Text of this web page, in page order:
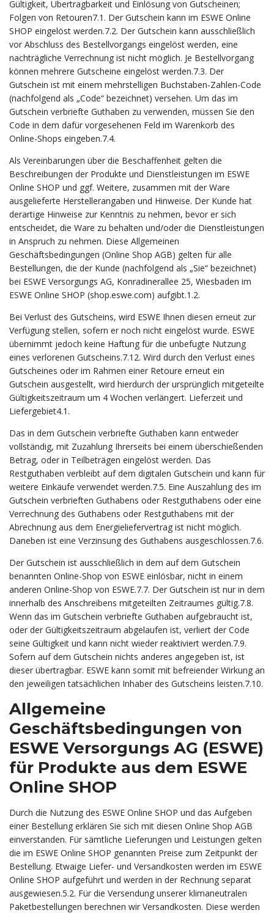
Gültigkeit, Übertragbarkeit und Einlösung von Gutscheinen;
Folgen von Retouren7.1. Der Gutschein kann im ESWE Online
SHOP eingelöst werden.7.2. Der Gutschein kann ausschließlich
vor Abschluss des Bestellvorgangs eingelöst werden, eine
nachträgliche Verrechnung ist nicht möglich. Je Bestellvorgang
können mehrere Gutscheine eingelöst werden.7.3. Der
Gutschein ist mit einem mehrstelligen Buchstaben-Zahlen-Code
(nachfolgend als „Code“ bezeichnet) versehen. Um das im
Gutschein verbriefte Guthaben zu verwenden, müssen Sie den
Code in dem dafür vorgesehenen Feld im Warenkorb des
Online-Shops eingeben.7.4.
Als Vereinbarungen über die Beschaffenheit gelten die
Beschreibungen der Produkte und Dienstleistungen im ESWE
Online SHOP und ggf. Weitere, zusammen mit der Ware
ausgelieferte Herstellerangaben und Hinweise. Der Kunde hat
derartige Hinweise zur Kenntnis zu nehmen, bevor er sich
entscheidet, die Ware zu behalten und/oder die Dienstleistungen
in Anspruch zu nehmen. Diese Allgemeinen
Geschäftsbedingungen (Online Shop AGB) gelten für alle
Bestellungen, die der Kunde (nachfolgend als „Sie“ bezeichnet)
bei ESWE Versorgungs AG, Konradinerallee 25, Wiesbaden im
ESWE Online SHOP (shop.eswe.com) aufgibt.1.2.
Bei Verlust des Gutscheins, wird ESWE Ihnen diesen erneut zur
Verfügung stellen, sofern er noch nicht eingelöst wurde. ESWE
übernimmt jedoch keine Haftung für die unbefugte Nutzung
eines verlorenen Gutscheins.7.12. Wird durch den Verlust eines
Gutscheines oder im Rahmen einer Retoure erneut ein
Gutschein ausgestellt, wird hierdurch der ursprünglich mitgeteilte
Gültigkeitszeitraum um 4 Wochen verlängert. Lieferzeit und
Liefergebiet4.1.
Das in dem Gutschein verbriefte Guthaben kann entweder
vollständig, mit Zuzahlung Ihrerseits bei einem überschießenden
Betrag, oder in Teilbeträgen eingelöst werden. Das
Restguthaben verbleibt auf dem digitalen Gutschein und kann für
weitere Einkäufe verwendet werden.7.5. Eine Auszahlung des im
Gutschein verbrieften Guthabens oder Restguthabens oder eine
Verrechnung des Guthabens oder Restguthabens mit der
Abrechnung aus dem Energieliefervertrag ist nicht möglich.
Daneben ist eine Verzinsung des Guthabens ausgeschlossen.7.6.
Der Gutschein ist ausschließlich in dem auf dem Gutschein
benannten Online-Shop von ESWE einlösbar, nicht in einem
anderen Online-Shop von ESWE.7.7. Der Gutschein ist nur in dem
innerhalb des Anschreibens mitgeteilten Zeitraumes gültig.7.8.
Wenn das im Gutschein verbriefte Guthaben aufgebraucht ist,
oder der Gültigkeitszeitraum abgelaufen ist, verliert der Code
seine Gültigkeit und kann nicht wieder reaktiviert werden.7.9.
Sofern auf dem Gutschein nichts anderes angegeben ist, ist
dieser übertragbar. ESWE kann somit mit befreiender Wirkung an
den jeweiligen tatsächlichen Inhaber des Gutscheins leisten.7.10.
Allgemeine
Geschäftsbedingungen von
ESWE Versorgungs AG (ESWE)
für Produkte aus dem ESWE
Online SHOP
Durch die Nutzung des ESWE Online SHOP und das Aufgeben
einer Bestellung erklären Sie sich mit diesen Online Shop AGB
einverstanden. Für sämtliche Lieferungen und Leistungen gelten
die im ESWE Online SHOP genannten Preise zum Zeitpunkt der
Bestellung. Etwaige Liefer- und Versandkosten werden im ESWE
Online SHOP aufgeführt und werden in der Rechnung separat
ausgewiesen.5.2. Für die Versendung unserer klimaneutralen
Paketbestellungen berechnen wir Versandkosten. Diese werden